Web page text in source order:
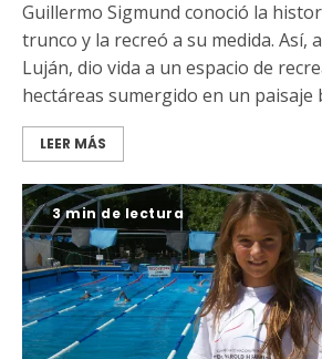
Guillermo Sigmund conoció la
trunco y la recreó a su medida. Así,
Luján, dio vida a un espacio de
hectáreas sumergido en un paisaje
LEER MÁS
3 min de lectura